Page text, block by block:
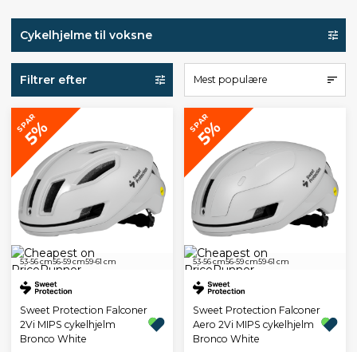
Cykelhjelme til voksne
Filtrer efter Mest populære
SPAR
5%
53-56 cm56-59 cm59-61 cm
Sweet Protection Falconer
2Vi MIPS cykelhjelm
Bronco White
SPAR
5%
53-56 cm56-59 cm59-61 cm
Sweet Protection Falconer
Aero 2Vi MIPS cykelhjelm
Bronco White